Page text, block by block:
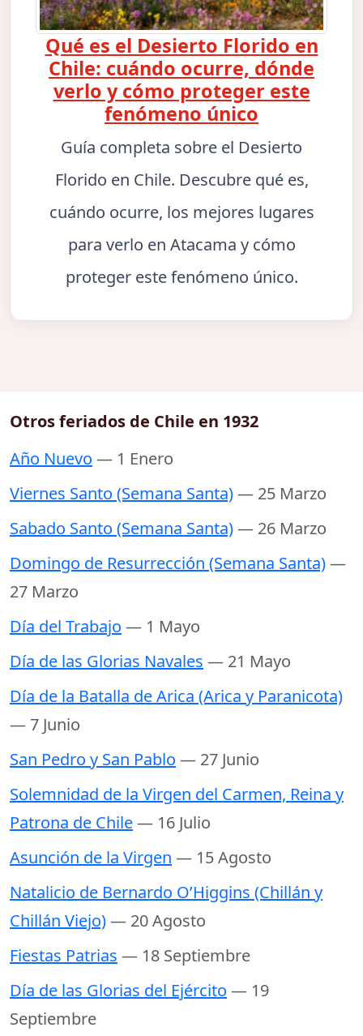
Qué es el Desierto Florido en
Chile: cuándo ocurre, dónde
verlo y cómo proteger este
fenómeno único
Guía completa sobre el Desierto
Florido en Chile. Descubre qué es,
cuándo ocurre, los mejores lugares
para verlo en Atacama y cómo
proteger este fenómeno único.
Otros feriados de Chile en 1932
Año Nuevo — 1 Enero
Viernes Santo (Semana Santa)— 25 Marzo
Sabado Santo (Semana Santa)— 26 Marzo
Domingo de Resurrección (Semana Santa)—
27 Marzo
Día del Trabajo — 1 Mayo
Día de las Glorias Navales — 21 Mayo
Día de la Batalla de Arica (Arica y Paranicota)
— 7 Junio
San Pedro y San Pablo — 27 Junio
Solemnidad de la Virgen del Carmen, Reina y
Patrona de Chile— 16 Julio
Asunción de la Virgen — 15 Agosto
Natalicio de Bernardo O’Higgins (Chillán y
Chillán Viejo)— 20 Agosto
Fiestas Patrias — 18 Septiembre
Día de las Glorias del Ejército — 19
Septiembre